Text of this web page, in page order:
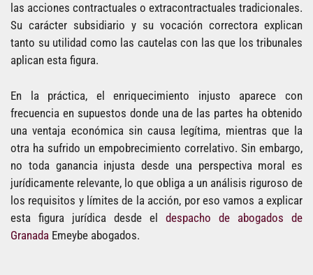
las acciones contractuales o extracontractuales tradicionales.
Su carácter subsidiario y su vocación correctora explican
tanto su utilidad como las cautelas con las que los tribunales
aplican esta figura.
En la práctica, el enriquecimiento injusto aparece con
frecuencia en supuestos donde una de las partes ha obtenido
una ventaja económica sin causa legítima, mientras que la
otra ha sufrido un empobrecimiento correlativo. Sin embargo,
no toda ganancia injusta desde una perspectiva moral es
jurídicamente relevante, lo que obliga a un análisis riguroso de
los requisitos y límites de la acción, por eso vamos a explicar
esta figura jurídica desde el despacho de abogados de
Granada Emeybe abogados.